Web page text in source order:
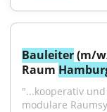
Bauleiter (m/
Raum
"...kooperativ
modulare